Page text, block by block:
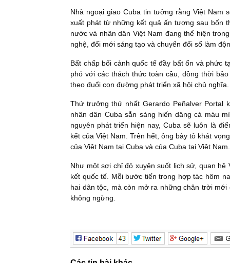
Nhà ngoại giao Cuba tin tưởng rằng Việt Nam
xuất phát từ những kết quả ấn tượng sau bốn
nước và nhân dân Việt Nam đang thể hiện
nghệ, đổi mới sáng tạo và chuyển đổi số làm
Bất chấp bối cảnh quốc tế đầy bất ổn và phức
phó với các thách thức toàn cầu, đồng thời
theo đuổi con đường phát triển xã hội chủ nghĩa.
Thứ trưởng thứ nhất Gerardo Peñalver Portal
nhân dân Cuba sẵn sàng hiến dâng cả máu
nguyên phát triển hiện nay, Cuba sẽ luôn là
kết của Việt Nam. Trên hết, ông bày tỏ khát
của Việt Nam tại Cuba và của Cuba tại Việt Nam.
Như một sợi chỉ đỏ xuyên suốt lịch sử, quan
kết quốc tế. Mỗi bước tiến trong hợp tác hôm
hai dân tộc, mà còn mở ra những chân trời
không ngừng.